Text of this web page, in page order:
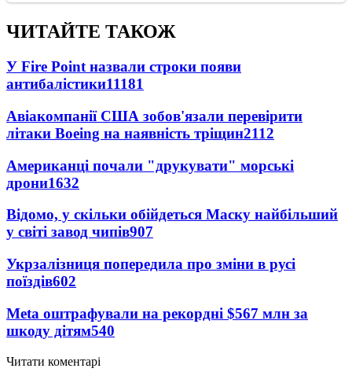
ЧИТАЙТЕ ТАКОЖ
У Fire Point назвали строки появи
антибалістики11181
Авіакомпанії США зобов'язали перевірити
літаки Boeing на наявність тріщин2112
Американці почали "друкувати" морські
дрони1632
Відомо, у скільки обійдеться Маску найбільший
у світі завод чипів907
Укрзалізниця попередила про зміни в русі
поїздів602
Meta оштрафували на рекордні $567 млн за
шкоду дітям540
Читати коментарі